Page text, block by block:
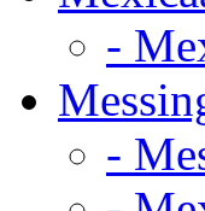
-
-